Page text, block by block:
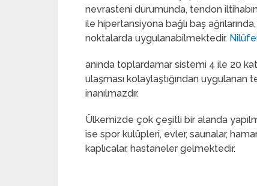
nevrasteni durumunda, tendon
ile hipertansiyona bağlı baş
noktalarda uygulanabilmektedir.
anında toplardamar sistemi 4 ile 20 kat
ulaşması kolaylaştığından uygulanan
inanılmazdır.
Ülkemizde çok çeşitli bir alanda
ise spor kulüpleri, evler, saunalar,
kaplıcalar, hastaneler gelmektedir.